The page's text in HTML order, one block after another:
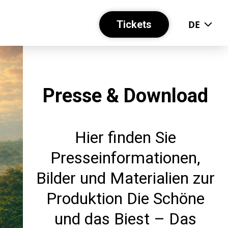
Tickets DE
Presse & Download
Hier finden Sie
Presseinformationen,
Bilder und Materialien zur
Produktion Die Schöne
und das Biest – Das